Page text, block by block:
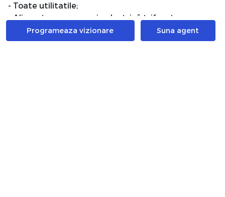
- Toate utilitatile;
- Alimentare cu energie electricã trifazata, aer
conditionat, hidrofor, rezervor de apã potabilã
- In curte existã 2 garaje spatioase, cu cale de acces
Programeaza vizionare Suna agent